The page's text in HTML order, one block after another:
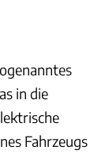
in die
Fahrzeugs